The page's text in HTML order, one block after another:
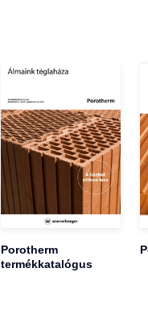
Porotherm
termékkatalógus